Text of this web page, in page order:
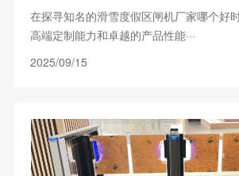
在探寻知名的滑雪度假区闸机厂家哪个好
高端定制能力和卓越的产品性能···
2025/09/15